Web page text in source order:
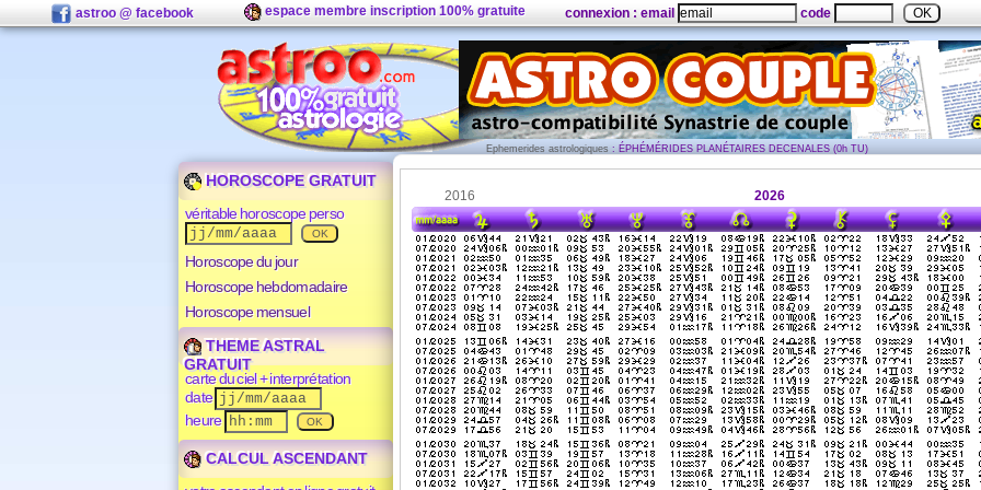
astroo @ facebook espace membre inscription 100% gratuite connexion : email code
Ephemerides astrologiques : ÉPHÉMÉRIDES PLANÉTAIRES DECENALES (0h TU)
HOROSCOPE GRATUIT
véritable horoscope perso
Horoscope du jour
Horoscope hebdomadaire
Horoscope mensuel
THEME ASTRAL
GRATUIT
carte du ciel + interprétation
date
heure
CALCUL ASCENDANT
2016 2026